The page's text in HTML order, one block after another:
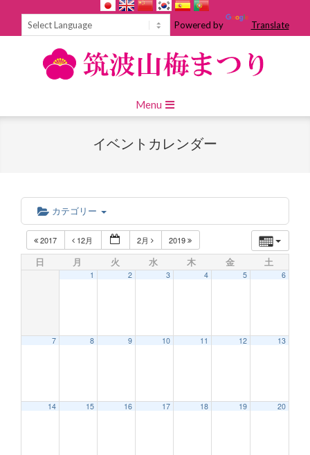
Powered by Translate
Navigation
Menu
イベントカレンダー
カテゴリー
2017 12月 2月 2019
日 月 火 水 木 金 土
1 2 3 4 5 6
7 8 9 10 11 12 13
14 15 16 17 18 19 20